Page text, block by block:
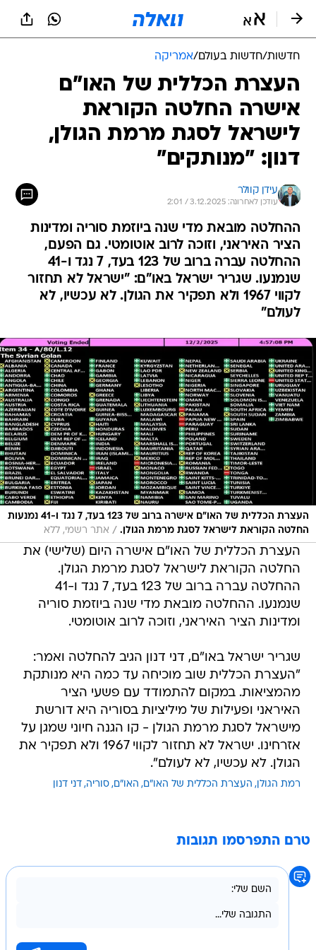
חדשות/חדשות בעולם/אמריקה
העצרת הכללית של האו"ם
אישרה החלטה הקוראת
לישראל לסגת מרמת הגולן,
דנון: "מנותקים"
עידן קוולר
עודכן לאחרונה: 3.12.2025 / 2:01
ההחלטה מובאת מדי שנה ביוזמת סוריה ומדינות
הציר האיראני, וזוכה לרוב אוטומטי. גם הפעם,
ההחלטה עברה ברוב של 123 בעד, 7 נגד ו-41
שנמנעו. שגריר ישראל באו"ם: "ישראל לא תחזור
לקווי 1967 ולא תפקיר את הגולן. לא עכשיו, לא
לעולם"
העצרת הכללית של האו"ם אישרה ברוב של 123 בעד, 7 נגד ו-41 נמנעות
החלטה הקוראת לישראל לסגת מרמת הגולן. / אתר רשמי, ללא
העצרת הכללית של האו"ם אישרה היום (שלישי) את
החלטה הקוראת לישראל לסגת מרמת הגולן.
ההחלטה עברה ברוב של 123 בעד, 7 נגד ו-41
שנמנעו. ההחלטה מובאת מדי שנה ביוזמת סוריה
ומדינות הציר האיראני, וזוכה לרוב אוטומטי.
שגריר ישראל באו"ם, דני דנון הגיב להחלטה ואמר:
"העצרת הכללית שוב מוכיחה עד כמה היא מנותקת
מהמציאות. במקום להתמודד עם פשעי הציר
האיראני ופעילות של מיליציות בסוריה היא דורשת
מישראל לסגת מרמת הגולן - קו הגנה חיוני שמגן על
אזרחינו. ישראל לא תחזור לקווי 1967 ולא תפקיר את
הגולן. לא עכשיו, לא לעולם".
רמת הגולן העצרת הכללית של האו"ם האו"ם סוריה דני דנון
טרם התפרסמו תגובות